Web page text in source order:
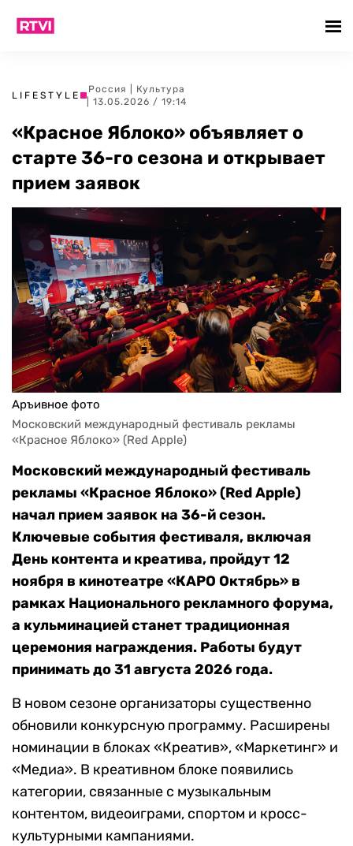
LIFESTYLE
Россия
Культура
| 13.05.2026 / 19:14
«Красное Яблоко» объявляет о
старте 36-го сезона и открывает
прием заявок
Аръивное фото
Московский международный фестиваль рекламы
«Красное Яблоко» (Red Apple)
Московский международный фестиваль
рекламы «Красное Яблоко» (Red Apple)
начал прием заявок на 36-й сезон.
Ключевые события фестиваля, включая
День контента и креатива, пройдут 12
ноября в кинотеатре «КАРО Октябрь» в
рамках Национального рекламного форума,
а кульминацией станет традиционная
церемония награждения. Работы будут
принимать до 31 августа 2026 года.
В новом сезоне организаторы существенно
обновили конкурсную программу. Расширены
номинации в блоках «Креатив», «Маркетинг» и
«Медиа». В креативном блоке появились
категории, связанные с музыкальным
контентом, видеоиграми, спортом и кросс-
культурными кампаниями.